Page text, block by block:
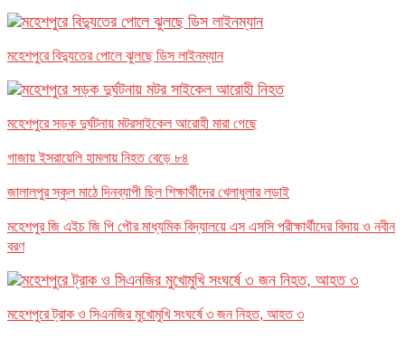
মহেশপুরে বিদ্যুতের পোলে ঝুলছে ডিস লাইনম্যান
মহেশপুরে সড়ক দুর্ঘটনায় মটরসাইকেল আরোহী মারা গেছে
গাজায় ইসরায়েলি হামলায় নিহত বেড়ে ৮৪
জালালপুর স্কুল মাঠে দিনব্যাপী ছিল শিক্ষার্থীদের খেলাধুলার লড়াই
মহেশপুর জি এইচ জি পি পৌর মাধ্যমিক বিদ্যালয়ে এস এসসি পরীক্ষার্থীদের বিদায় ও নবীন
বরণ
মহেশপুরে ট্রাক ও সিএনজির মুখোমুখি সংঘর্ষে ৩ জন নিহত, আহত ৩